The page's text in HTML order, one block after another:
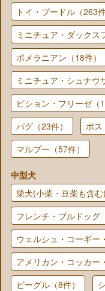
トイ・プードル（263件
ミニチュア・ダックス
ポメラニアン（18件）
ミニチュア・シュナウ
ビション・フリーゼ（
パグ（23件）
ボス
マルプー（57件）
中型犬
柴犬(小柴・豆柴も含む
フレンチ・ブルドッグ
ウェルシュ・コーギー
アメリカン・コッカー
ビーグル（8件）